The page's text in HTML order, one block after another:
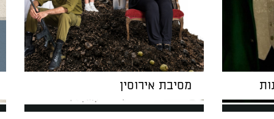
מסיבת אירוסין